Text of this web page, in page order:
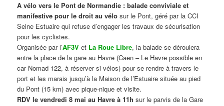
A vélo vers le Pont de Normandie : balade conviviale et
manifestive pour le droit au vélo sur le Pont, géré par la CCI
Seine Estuaire qui refuse d’engager les travaux de sécurisation
pour les cyclistes.
Organisée par l’AF3V et La Roue Libre, la balade se déroulera
entre la place de la gare au Havre (Caen – Le Havre possible en
car Nomad 122, à réserver si vélos) pour se rendre à travers le
port et les marais jusqu’à la Maison de l’Estuaire située au pied
du Pont (15 km) avec pique-nique et visite.
RDV le vendredi 8 mai au Havre à 11h sur le parvis de la Gare